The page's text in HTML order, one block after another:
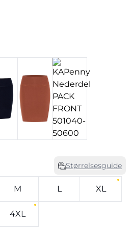
Størrelsesguide
M L XL
4XL